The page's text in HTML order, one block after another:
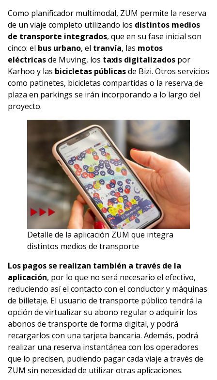
Como planificador multimodal, ZUM permite la reserva
de un viaje completo utilizando los distintos medios
de transporte integrados, que en su fase inicial son
cinco: el bus urbano, el tranvía, las motos
eléctricasde Muving, los taxis digitalizados por
Karhoo y las bicicletas públicasde Bizi. Otros servicios
como patinetes, bicicletas compartidas o la reserva de
plaza en parkings se irán incorporando a lo largo del
proyecto.
Detalle de la aplicación ZUM que integra
distintos medios de transporte
Los pagos se realizan también a través de la
aplicación, por lo que no será necesario el efectivo,
reduciendo así el contacto con el conductor y máquinas
de billetaje. El usuario de transporte público tendrá la
opción de virtualizar su abono regular o adquirir los
abonos de transporte de forma digital, y podrá
recargarlos con una tarjeta bancaria. Además, podrá
realizar una reserva instantánea con los operadores
que lo precisen, pudiendo pagar cada viaje a través de
ZUM sin necesidad de utilizar otras aplicaciones.